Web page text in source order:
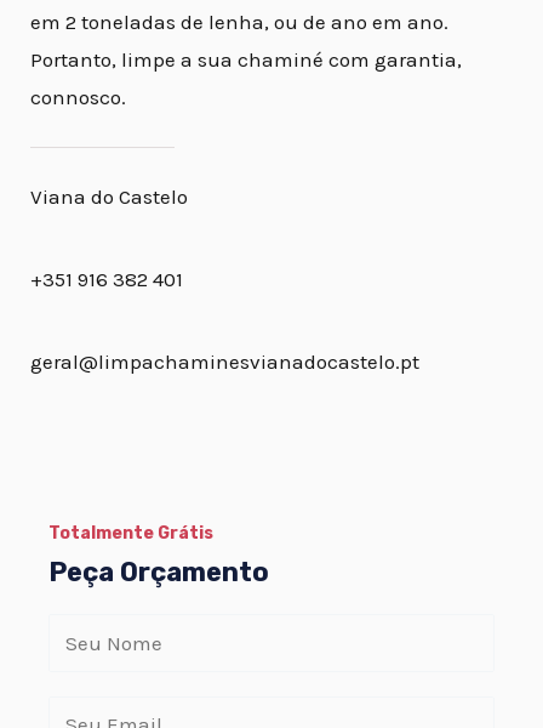
em 2 toneladas de lenha, ou de ano em ano.
Portanto, limpe a sua chaminé com garantia,
connosco.
Viana do Castelo
+351 916 382 401
geral@limpachaminesvianadocastelo.pt
Totalmente Grátis
Peça Orçamento